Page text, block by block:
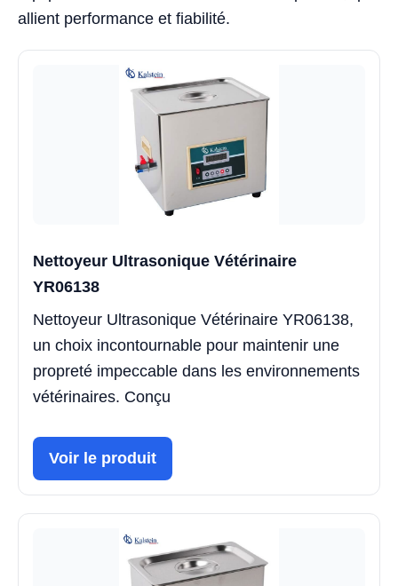
allient performance et fiabilité.
Nettoyeur Ultrasonique Vétérinaire
YR06138
Nettoyeur Ultrasonique Vétérinaire YR06138,
un choix incontournable pour maintenir une
propreté impeccable dans les environnements
vétérinaires. Conçu
Voir le produit